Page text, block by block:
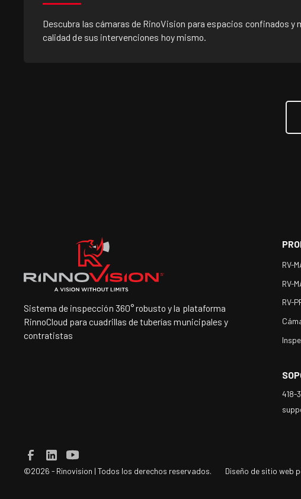
Descubra las cámaras de RinoVision para espacios confinados y
calidad de sus intervenciones hoy mismo.
Sistema de inspección 360° robusto y la plataforma
RinnoCloud para cuadrillas de tuberías municipales y
contratistas
RV-
RV-
RV-
418-
©2026 - Rinovision | Todos los derechos reservados. Diseño de sitio web